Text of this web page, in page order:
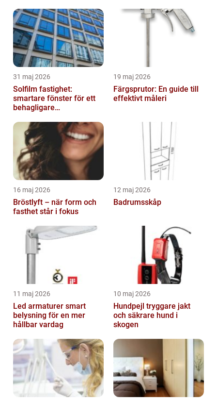
31 maj 2026
Solfilm fastighet:
smartare fönster för ett
behagligare
19 maj 2026
Färgsprutor: En guide till
effektivt måleri
16 maj 2026
Bröstlyft – när form och
fasthet står i fokus
12 maj 2026
Badrumsskåp
11 maj 2026
Led armaturer smart
belysning för en mer
hållbar vardag
10 maj 2026
Hundpejl tryggare jakt
och säkrare hund i
skogen